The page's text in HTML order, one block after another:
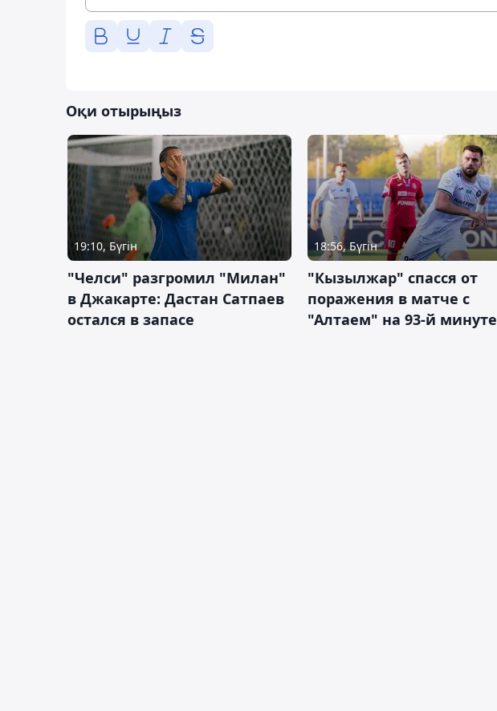
Оқи отырыңыз
19:10, Бүгін
"Челси" разгромил "Милан"
в Джакарте: Дастан Сатпаев
остался в запасе
18:56, Бүгін
"Кызылжар" спасся от
поражения в матче с
"Алтаем" на 93-й минуте